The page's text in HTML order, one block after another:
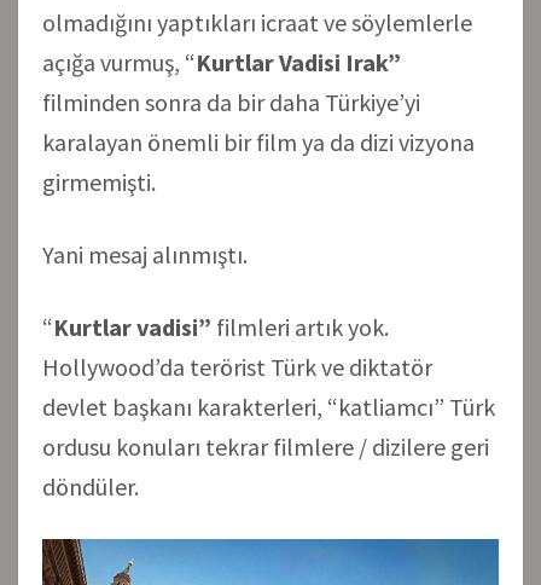
olmadığını yaptıkları icraat ve söylemlerle
açığa vurmuş, “Kurtlar Vadisi Irak”
filminden sonra da bir daha Türkiye’yi
karalayan önemli bir film ya da dizi vizyona
girmemişti.
Yani mesaj alınmıştı.
“Kurtlar vadisi” filmleri artık yok.
Hollywood’da terörist Türk ve diktatör
devlet başkanı karakterleri, “katliamcı” Türk
ordusu konuları tekrar filmlere / dizilere geri
döndüler.